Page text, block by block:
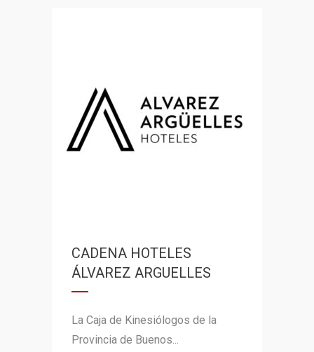
CADENA HOTELES
ÁLVAREZ ARGUELLES
La Caja de Kinesiólogos de la
Provincia de Buenos...